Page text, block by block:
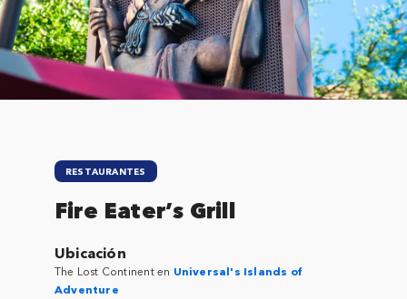
RESTAURANTES
Fire Eater’s Grill
Ubicación
The Lost Continent en Universal's Islands of
Adventure